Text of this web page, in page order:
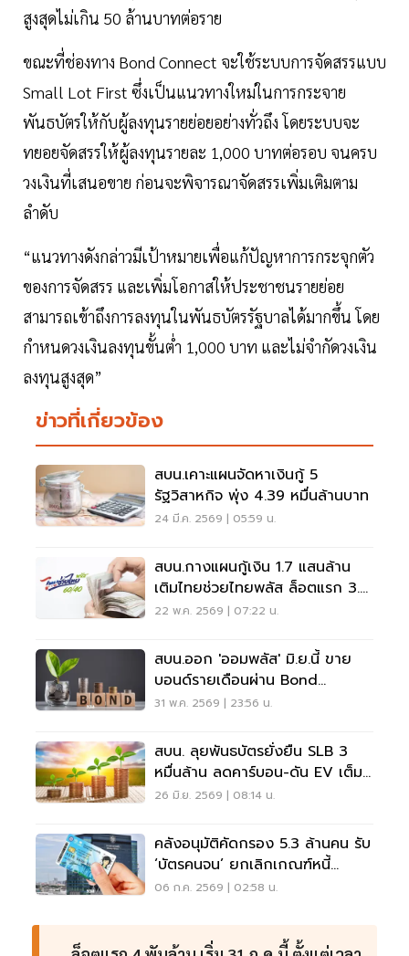
สูงสุดไม่เกิน 50 ล้านบาทต่อราย
ขณะที่ช่องทาง Bond Connect จะใช้ระบบการจัดสรรแบบ
Small Lot First ซึ่งเป็นแนวทางใหม่ในการกระจาย
พันธบัตรให้กับผู้ลงทุนรายย่อยอย่างทั่วถึง โดยระบบจะ
ทยอยจัดสรรให้ผู้ลงทุนรายละ 1,000 บาทต่อรอบ จนครบ
วงเงินที่เสนอขาย ก่อนจะพิจารณาจัดสรรเพิ่มเติมตาม
ลำดับ
“แนวทางดังกล่าวมีเป้าหมายเพื่อแก้ปัญหาการกระจุกตัว
ของการจัดสรร และเพิ่มโอกาสให้ประชาชนรายย่อย
สามารถเข้าถึงการลงทุนในพันธบัตรรัฐบาลได้มากขึ้น โดย
กำหนดวงเงินลงทุนขั้นต่ำ 1,000 บาท และไม่จำกัดวงเงิน
ลงทุนสูงสุด”
ข่าวที่เกี่ยวข้อง
สบน.เคาะแผนจัดหาเงินกู้ 5
รัฐวิสาหกิจ พุ่ง 4.39 หมื่นล้านบาท
24 มี.ค. 2569 | 05:59 น.
สบน.กางแผนกู้เงิน 1.7 แสนล้าน
เติมไทยช่วยไทยพลัส ล็อตแรก 3.5
หมื่นล้าน
22 พ.ค. 2569 | 07:22 น.
สบน.ออก 'ออมพลัส' มิ.ย.นี้ ขาย
บอนด์รายเดือนผ่าน Bond
Connect
31 พ.ค. 2569 | 23:56 น.
สบน. ลุยพันธบัตรยั่งยืน SLB 3
หมื่นล้าน ลดคาร์บอน-ดัน EV เต็ม
สูบ
26 มิ.ย. 2569 | 08:14 น.
คลังอนุมัติคัดกรอง 5.3 ล้านคน รับ
‘บัตรคนจน’ ยกเลิกเกณฑ์หนี้
เกษตรกร
06 ก.ค. 2569 | 02:58 น.